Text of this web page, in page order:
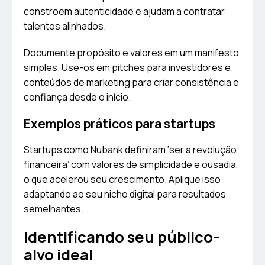
constroem autenticidade e ajudam a contratar
talentos alinhados.
Documente propósito e valores em um manifesto
simples. Use-os em pitches para investidores e
conteúdos de marketing para criar consistência e
confiança desde o início.
Exemplos práticos para startups
Startups como Nubank definiram ‘ser a revolução
financeira’ com valores de simplicidade e ousadia,
o que acelerou seu crescimento. Aplique isso
adaptando ao seu nicho digital para resultados
semelhantes.
Identificando seu público-
alvo ideal